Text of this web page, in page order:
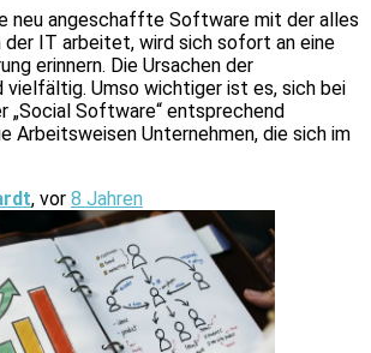
neu angeschaffte Software mit der alles
der IT arbeitet, wird sich sofort an eine
erinnern. Die Ursachen der
vielfältig. Umso wichtiger ist es, sich bei
„Social Software“ entsprechend
Arbeitsweisen Unternehmen, die sich im
, vor 8 Jahren